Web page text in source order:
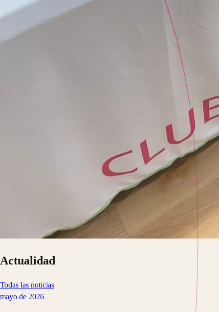
Actualidad
Todas las noticias
mayo de 2026